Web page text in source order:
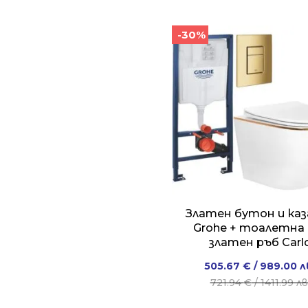
-30%
Златен бутон и
Grohe + тоалетна
златен ръб
721.94€/ 1411.99
Original
price
505.67 € / 989.00
Current
price